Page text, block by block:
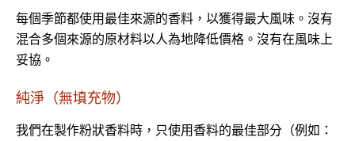
每個季節都使用最佳來源的香料，以獲得最大風味。沒有
混合多個來源的原材料以人為地降低價格。沒有在風味上
妥協。
純淨（無填充物）
我們在製作粉狀香料時，只使用香料的最佳部分（例如：